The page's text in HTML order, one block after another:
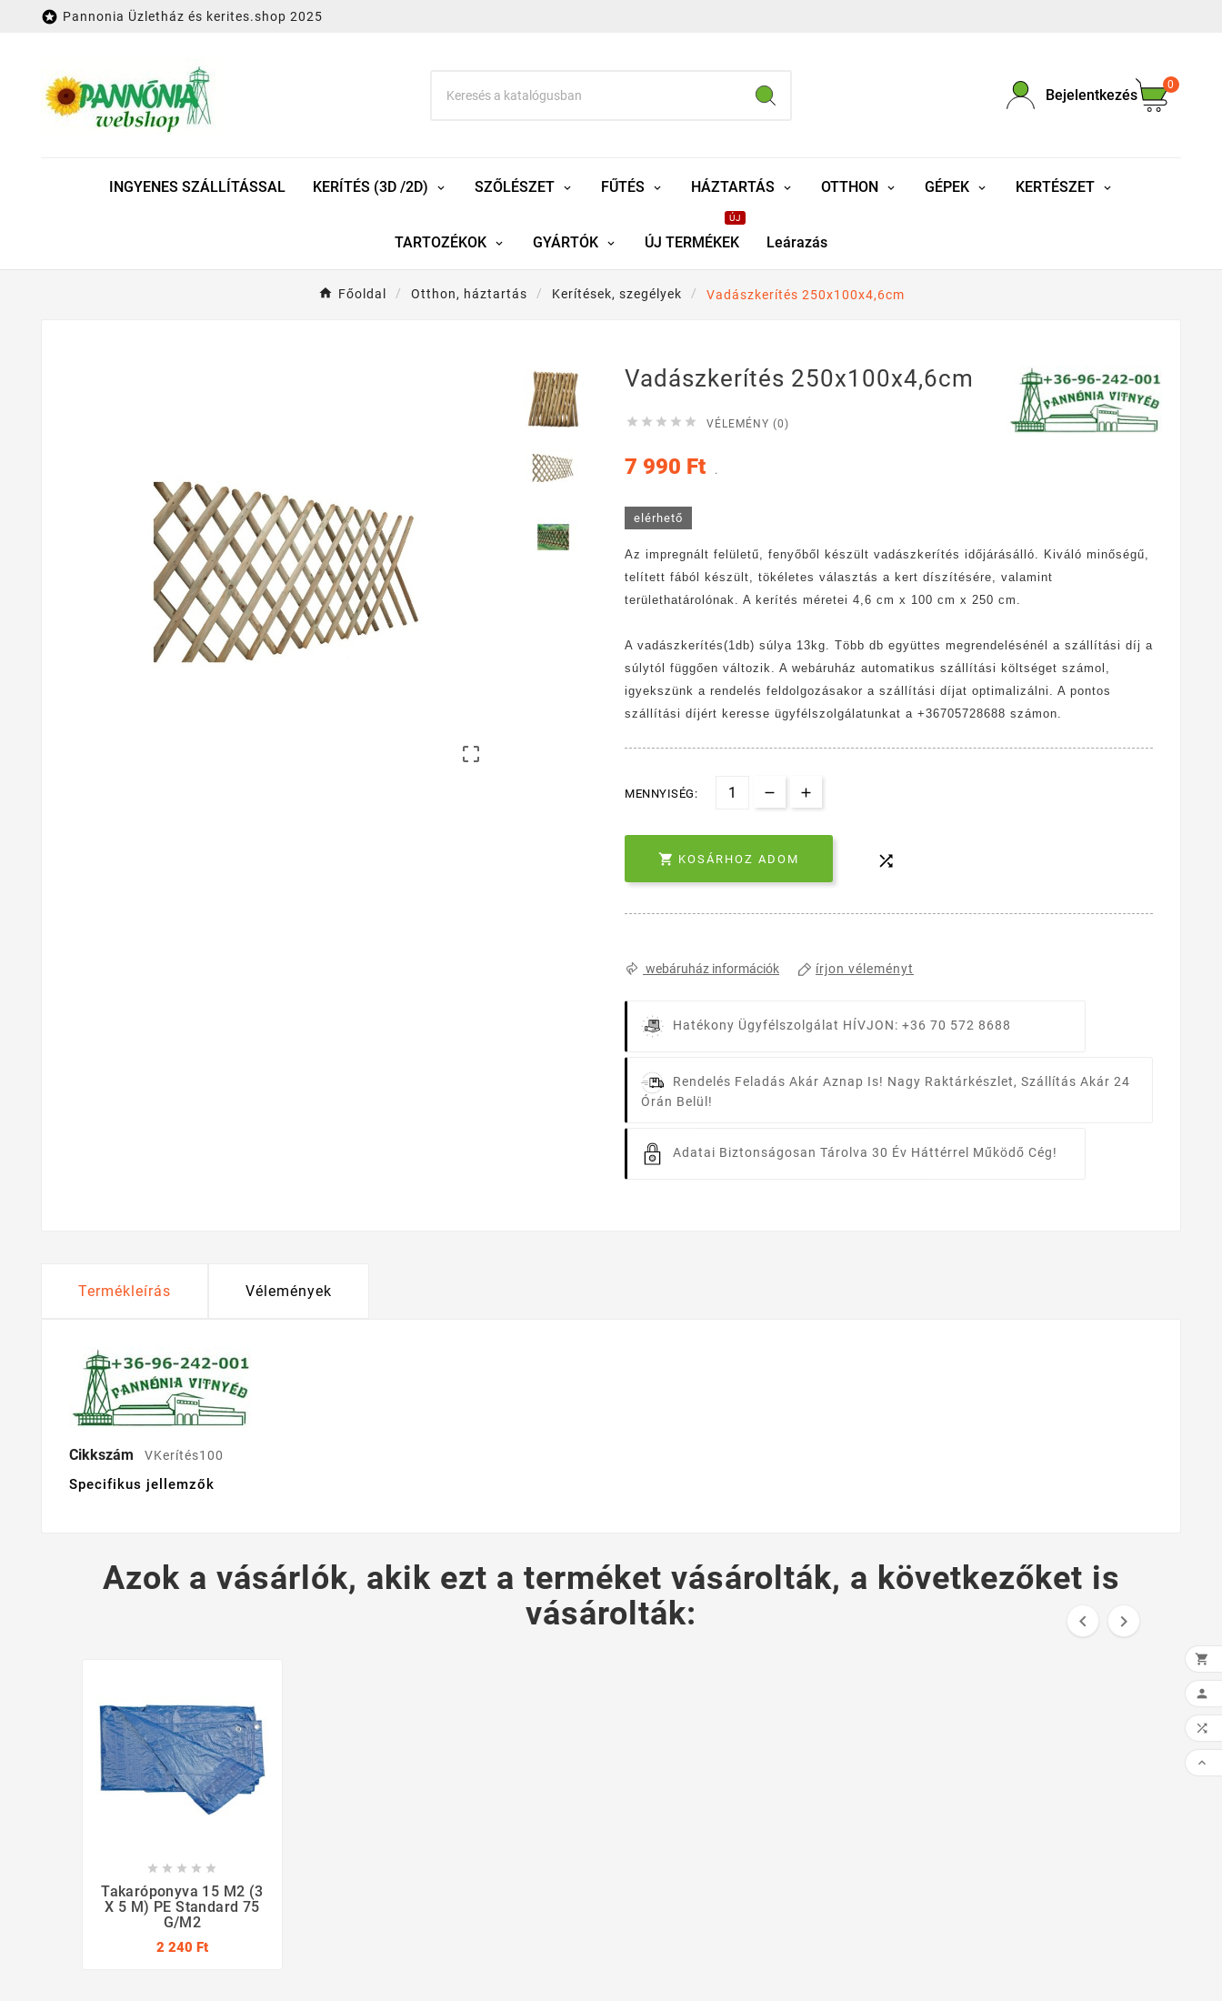
 Pannonia Üzletház és kerites.shop 2025
Bejelentkezés
0
INGYENES SZÁLLÍTÁSSAL KERÍTÉS (3D /2D) SZŐLÉSZET FŰTÉS HÁZTARTÁS OTTHON GÉPEK KERTÉSZET
TARTOZÉKOK GYÁRTÓK ÚJ TERMÉKEK
ÚJ
Leárazás
Főoldal Otthon, háztartás Kerítések, szegélyek Vadászkerítés 250x100x4,6cm

Vadászkerítés 250x100x4,6cm
     VÉLEMÉNY (0)
7 990 Ft .
elérhető
Az impregnált felületű, fenyőből készült vadászkerítés időjárásálló. Kiváló minőségű,
telített fából készült, tökéletes választás a kert díszítésére, valamint
területhatárolónak. A kerítés méretei 4,6 cm x 100 cm x 250 cm.
A vadászkerítés(1db) súlya 13kg. Több db együttes megrendelésénél a szállítási díj a
súlytól függően változik. A webáruház automatikus szállítási költséget számol,
igyekszünk a rendelés feldolgozásakor a szállítási díjat optimalizálni. A pontos
szállítási díjért keresse ügyfélszolgálatunkat a +36705728688 számon.
MENNYISÉG:
 KOSÁRHOZ ADOM 
webáruház információk írjon véleményt
Hatékony Ügyfélszolgálat HÍVJON: +36 70 572 8688
Rendelés Feladás Akár Aznap Is! Nagy Raktárkészlet, Szállítás Akár 24
Órán Belül!
Adatai Biztonságosan Tárolva 30 Év Háttérrel Működő Cég!
Termékleírás Vélemények
Cikkszám VKerítés100
Specifikus jellemzők
Azok a vásárlók, akik ezt a terméket vásárolták, a következőket is
vásárolták:
 
    
Takaróponyva 15 M2 (3
X 5 M) PE Standard 75
G/m2
2 240 Ft



